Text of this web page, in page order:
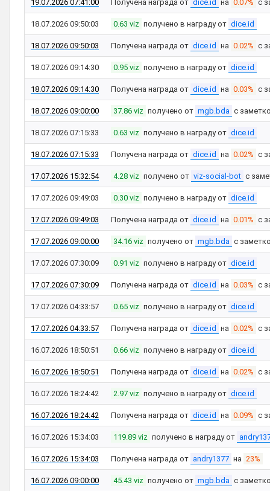
19.07.2026 07:41:00 Получена награда от dice.id на 0.07% с
18.07.2026 09:50:03 0.63 viz получено в награду от dice.id
18.07.2026 09:50:03 Получена награда от dice.id на 0.02% с
18.07.2026 09:14:30 0.95 viz получено в награду от dice.id
18.07.2026 09:14:30 Получена награда от dice.id на 0.03% с
18.07.2026 09:00:00 37.86 viz получено от mgb.bda с
18.07.2026 07:15:33 0.63 viz получено в награду от dice.id
18.07.2026 07:15:33 Получена награда от dice.id на 0.02% с
17.07.2026 15:32:54 4.28 viz получено от viz-social-bot с
17.07.2026 09:49:03 0.30 viz получено в награду от dice.id
17.07.2026 09:49:03 Получена награда от dice.id на 0.01% с
17.07.2026 09:00:00 34.16 viz получено от mgb.bda с
17.07.2026 07:30:09 0.91 viz получено в награду от dice.id
17.07.2026 07:30:09 Получена награда от dice.id на 0.03% с
17.07.2026 04:33:57 0.65 viz получено в награду от dice.id
17.07.2026 04:33:57 Получена награда от dice.id на 0.02% с
16.07.2026 18:50:51 0.66 viz получено в награду от dice.id
16.07.2026 18:50:51 Получена награда от dice.id на 0.02% с
16.07.2026 18:24:42 2.97 viz получено в награду от dice.id
16.07.2026 18:24:42 Получена награда от dice.id на 0.09% с
16.07.2026 15:34:03 119.89 viz получено в награду от
16.07.2026 15:34:03 Получена награда от andry1377 на 23%
16.07.2026 09:00:00 45.43 viz получено от mgb.bda с